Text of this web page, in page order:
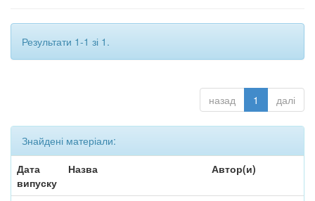
Результати 1-1 зі 1.
назад 1 далі
Знайдені матеріали:
Дата
випуску
Назва Автор(и)